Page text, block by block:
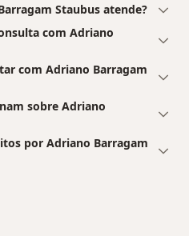
Staubus atende?
com Adriano
com Adriano Barragam
sobre Adriano
por Adriano Barragam